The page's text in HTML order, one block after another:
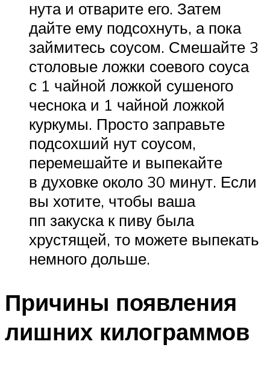
нута и отварите его. Затем
дайте ему подсохнуть, а пока
займитесь соусом. Смешайте 3
столовые ложки соевого соуса
с 1 чайной ложкой сушеного
чеснока и 1 чайной ложкой
куркумы. Просто заправьте
подсохший нут соусом,
перемешайте и выпекайте
в духовке около 30 минут. Если
вы хотите, чтобы ваша
пп закуска к пиву была
хрустящей, то можете выпекать
немного дольше.
Причины появления
лишних килограммов